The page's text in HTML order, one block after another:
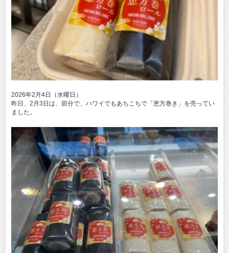
2026年2月4日（水曜日）
昨日、2月3日は、節分で、ハワイでもあちこちで「恵方巻き」を売ってい
ました。